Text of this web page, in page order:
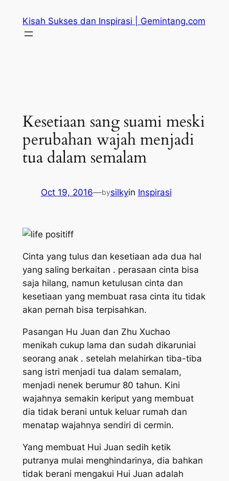
content
Kisah Sukses dan Inspirasi | Gemintang.com
Kesetiaan sang suami meski
perubahan wajah menjadi
tua dalam semalam
Oct 19, 2016—bysilkyin Inspirasi
Cinta yang tulus dan kesetiaan ada dua hal
yang saling berkaitan . perasaan cinta bisa
saja hilang, namun ketulusan cinta dan
kesetiaan yang membuat rasa cinta itu tidak
akan pernah bisa terpisahkan.
Pasangan Hu Juan dan Zhu Xuchao
menikah cukup lama dan sudah dikaruniai
seorang anak . setelah melahirkan tiba-tiba
sang istri menjadi tua dalam semalam,
menjadi nenek berumur 80 tahun. Kini
wajahnya semakin keriput yang membuat
dia tidak berani untuk keluar rumah dan
menatap wajahnya sendiri di cermin.
Yang membuat Hui Juan sedih ketik
putranya mulai menghindarinya, dia bahkan
tidak berani mengakui Hui Juan adalah